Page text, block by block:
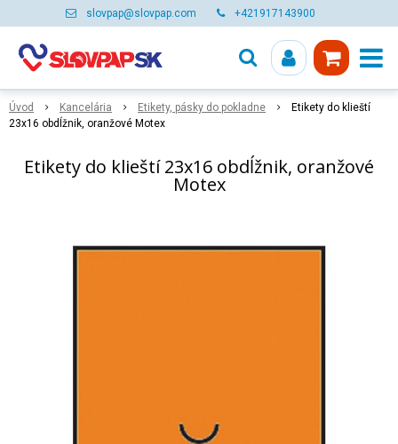
slovpap@slovpap.com +421917143900
Úvod Kancelária Etikety, pásky do pokladne
Etikety do klieští
23x16 obdĺžnik, oranžové Motex
Etikety do klieští 23x16 obdĺžnik, oranžové
Motex